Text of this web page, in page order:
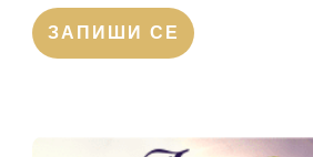
ЗАПИШИ СЕ